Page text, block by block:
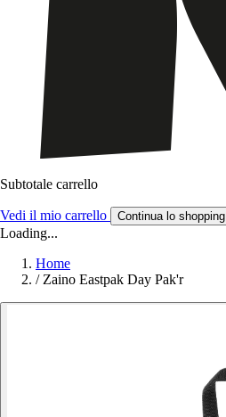
Subtotale carrello
Vedi il mio carrello Continua lo shopping
Loading...
Home
/ Zaino Eastpak Day Pak'r